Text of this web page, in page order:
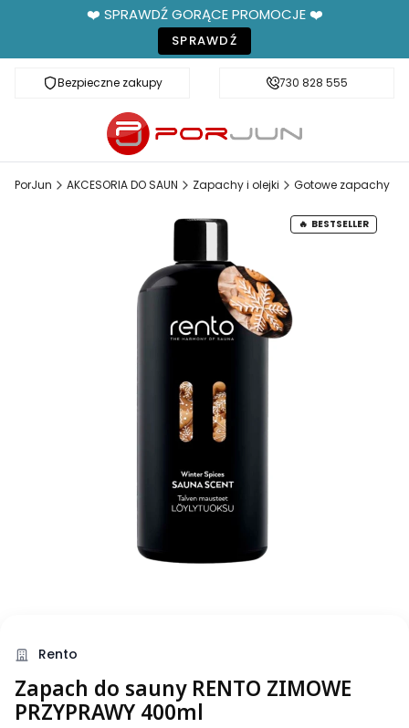
❤️ SPRAWDŹ GORĄCE PROMOCJE ❤️
SPRAWDŹ
Bezpieczne zakupy Fachowe doradztwo
730 828 555
PorJun AKCESORIA DO SAUN Zapachy i olejki Gotowe zapachy
BESTSELLER
Rento
Zapach do sauny RENTO ZIMOWE
PRZYPRAWY 400ml